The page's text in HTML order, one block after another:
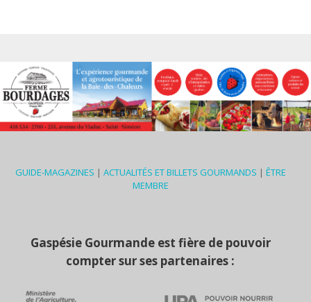
GUIDE-MAGAZINES | ACTUALITÉS ET BILLETS GOURMANDS | ÊTRE
MEMBRE
Gaspésie Gourmande est fière de pouvoir
compter sur ses partenaires :